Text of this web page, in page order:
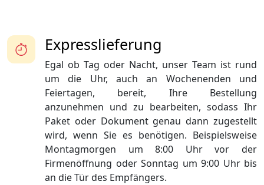
Expresslieferung
Egal ob Tag oder Nacht, unser Team ist rund
um die Uhr, auch an Wochenenden und
Feiertagen, bereit, Ihre Bestellung
anzunehmen und zu bearbeiten, sodass Ihr
Paket oder Dokument genau dann zugestellt
wird, wenn Sie es benötigen. Beispielsweise
Montagmorgen um 8:00 Uhr vor der
Firmenöffnung oder Sonntag um 9:00 Uhr bis
an die Tür des Empfängers.